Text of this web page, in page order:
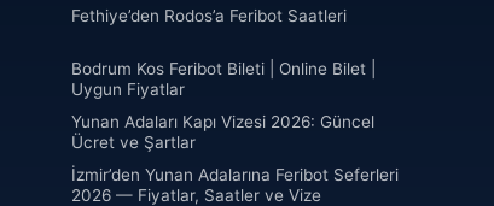
Fethiye’den Rodos’a Feribot Saatleri
Bodrum Kos Feribot Bileti | Online Bilet |
Uygun Fiyatlar
Yunan Adaları Kapı Vizesi 2026: Güncel
Ücret ve Şartlar
İzmir’den Yunan Adalarına Feribot Seferleri
2026 — Fiyatlar, Saatler ve Vize